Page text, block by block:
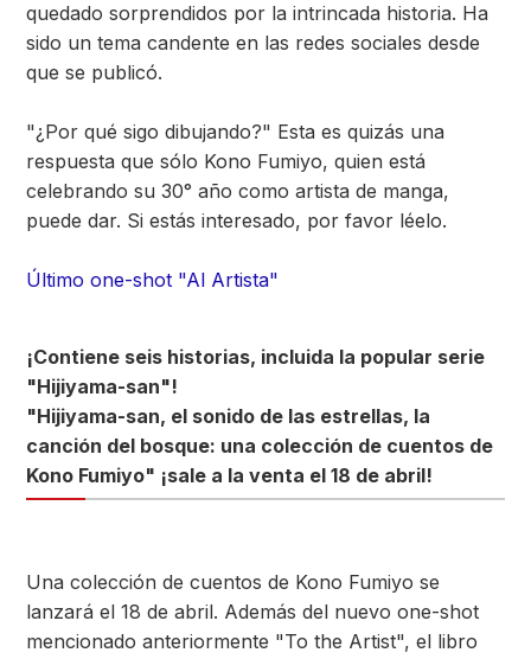
quedado sorprendidos por la intrincada historia. Ha
sido un tema candente en las redes sociales desde
que se publicó.
"¿Por qué sigo dibujando?" Esta es quizás una
respuesta que sólo Kono Fumiyo, quien está
celebrando su 30° año como artista de manga,
puede dar. Si estás interesado, por favor léelo.
Último one-shot "Al Artista"
¡Contiene seis historias, incluida la popular serie
"Hijiyama-san"!
"Hijiyama-san, el sonido de las estrellas, la
canción del bosque: una colección de cuentos de
Kono Fumiyo" ¡sale a la venta el 18 de abril!
Una colección de cuentos de Kono Fumiyo se
lanzará el 18 de abril. Además del nuevo one-shot
mencionado anteriormente "To the Artist", el libro